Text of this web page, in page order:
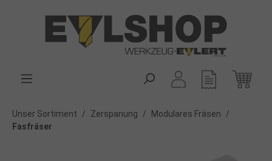
Unser Sortiment / Zerspanung / Modulares Fräsen
/
Fasfräser